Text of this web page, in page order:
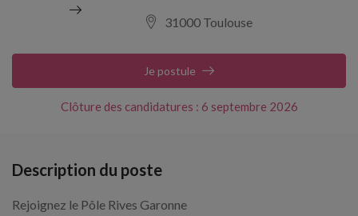
31000 Toulouse
Clôture des candidatures : 6 septembre 2026
Je postule
Description du poste
Rejoignez le Pôle Rives Garonne